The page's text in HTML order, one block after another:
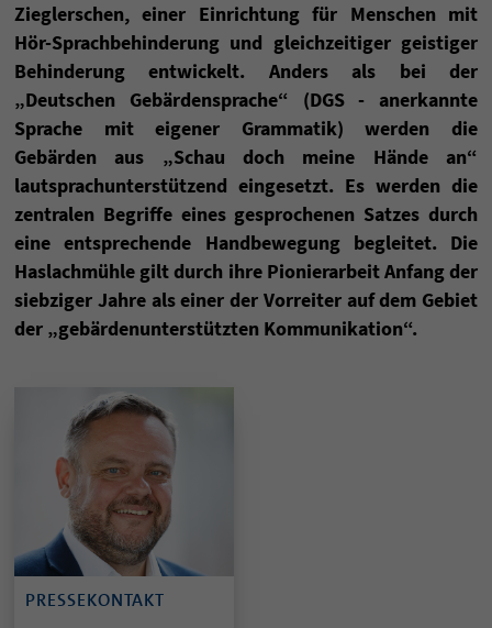
Zieglerschen, einer Einrichtung für Menschen mit
Hör-Sprachbehinderung und gleichzeitiger geistiger
Behinderung entwickelt. Anders als bei der
„Deutschen Gebärdensprache“ (DGS - anerkannte
Sprache mit eigener Grammatik) werden die
Gebärden aus „Schau doch meine Hände an“
lautsprachunterstützend eingesetzt. Es werden die
zentralen Begriffe eines gesprochenen Satzes durch
eine entsprechende Handbewegung begleitet. Die
Haslachmühle gilt durch ihre Pionierarbeit Anfang der
siebziger Jahre als einer der Vorreiter auf dem Gebiet
der „gebärdenunterstützten Kommunikation“.
PRESSEKONTAKT